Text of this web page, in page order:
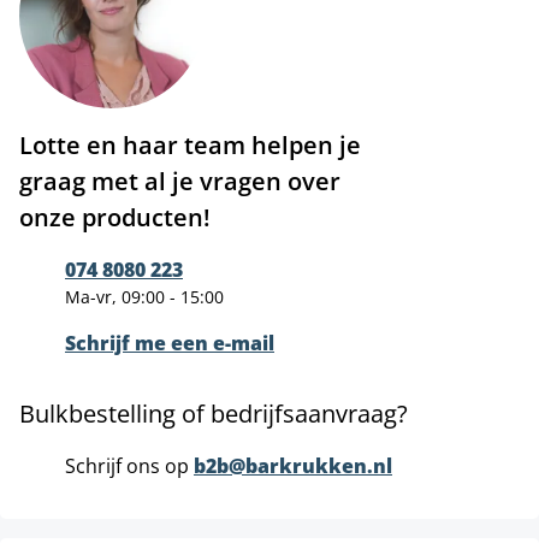
Lotte en haar team helpen je
graag met al je vragen over
onze producten!
074 8080 223
Ma-vr, 09:00 - 15:00
Schrijf me een e-mail
Bulkbestelling of bedrijfsaanvraag?
Schrijf ons op b2b@barkrukken.nl